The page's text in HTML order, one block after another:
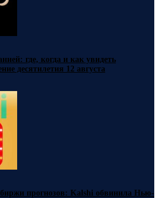
где, когда и как увидеть
десятилетия 12 августа
прогнозов: Kalshi обвинила Нью-